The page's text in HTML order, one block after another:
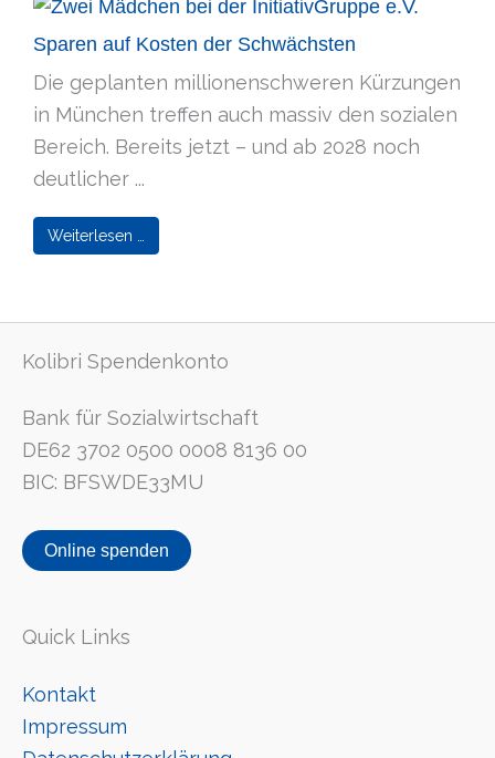
Sparen auf Kosten der Schwächsten
Die geplanten millionenschweren Kürzungen
in München treffen auch massiv den sozialen
Bereich. Bereits jetzt – und ab 2028 noch
deutlicher ...
Weiterlesen …
Kolibri Spendenkonto
Bank für Sozialwirtschaft
DE62 3702 0500 0008 8136 00
BIC: BFSWDE33MU
Online spenden
Quick Links
Kontakt
Impressum